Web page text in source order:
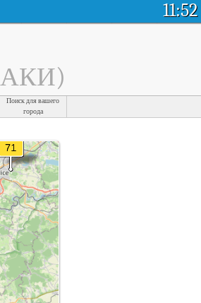
11:52
(АКИ)
Поиск для вашего
города